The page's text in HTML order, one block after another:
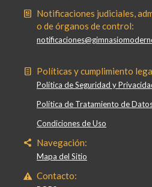
Notificaciones judiciales,
o de órganos de control:
Políticas y cumplimiento
Política de Seguridad y
Política de Tratamiento de
Condiciones de Uso
Navegación:
Mapa del Sitio
Contacto: